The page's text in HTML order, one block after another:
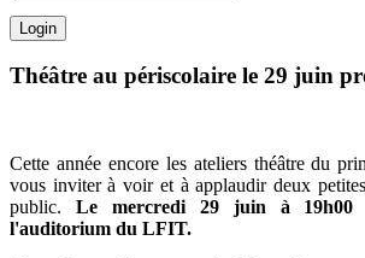
Théâtre au périscolaire le 29 juin
Cette année encore les ateliers théâtre du
vous inviter à voir et à applaudir deux
public. Le mercredi 29 juin à 19h00
l'auditorium du LFIT.